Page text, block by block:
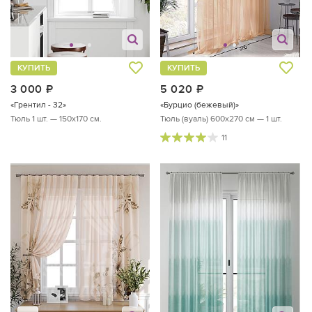
3 000
КУПИТЬ
«Грентил - 32»
Тюль 1 шт. — 150х170 см.
5 020
КУПИТЬ
«Бурцио (бежевый)»
Тюль (вуаль) 600х270 см — 1 шт.
11